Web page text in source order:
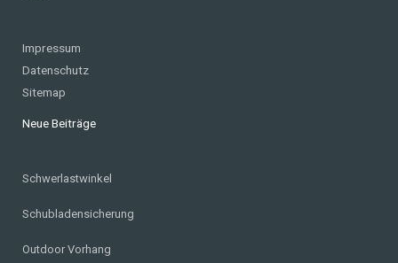
Impressum
Datenschutz
Sitemap
Neue Beiträge
Schwerlastwinkel
Schubladensicherung
Outdoor Vorhang